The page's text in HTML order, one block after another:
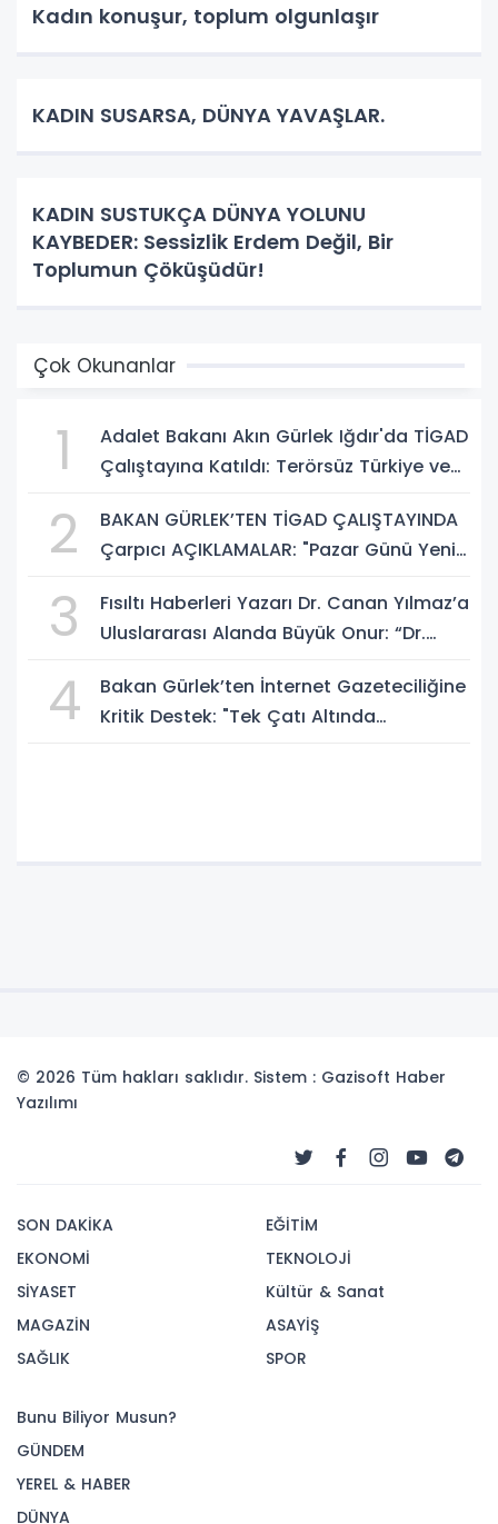
Kadın konuşur, toplum olgunlaşır
KADIN SUSARSA, DÜNYA YAVAŞLAR.
KADIN SUSTUKÇA DÜNYA YOLUNU
KAYBEDER: Sessizlik Erdem Değil, Bir
Toplumun Çöküşüdür!
Çok Okunanlar
1
Adalet Bakanı Akın Gürlek Iğdır'da TİGAD
Çalıştayına Katıldı: Terörsüz Türkiye ve
2
BAKAN GÜRLEK’TEN TİGAD ÇALIŞTAYINDA
Çarpıcı AÇIKLAMALAR: "Pazar Günü Yeni
3
Fısıltı Haberleri Yazarı Dr. Canan Yılmaz’a
Uluslararası Alanda Büyük Onur: “Dr.
4
Bakan Gürlek’ten İnternet Gazeteciliğine
Kritik Destek: "Tek Çatı Altında
© 2026 Tüm hakları saklıdır. Sistem : Gazisoft Haber
Yazılımı
SON DAKİKA
EKONOMİ
SİYASET
MAGAZİN
SAĞLIK
EĞİTİM
TEKNOLOJİ
Kültür & Sanat
ASAYİŞ
SPOR
Bunu Biliyor Musun?
GÜNDEM
YEREL & HABER
DÜNYA